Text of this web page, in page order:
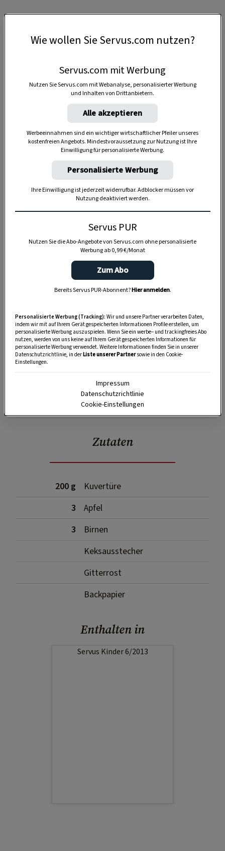
Anzeige
SPEICHERN DRUCKEN
Zutaten
200 g
Kuvertüre
3
Apfel
3
Birnen
Keksausstecher
Gitterrost
Backpapier
Enthalten in
Servus Kinder 6/2013
Wie wollen Sie Servus.com nutzen?
Servus.com mit Werbung
Nutzen Sie Servus.com mit Webanalyse, personalisierter Werbung
und Inhalten von Drittanbietern.
Alle akzeptieren
Werbeeinnahmen sind ein wichtiger wirtschaftlicher Pfeiler unseres
kostenfreien Angebots. Mindestvoraussetzung zur Nutzung ist Ihre
Einwilligung für personalisierte Werbung.
Personalisierte Werbung
Ihre Einwilligung ist jederzeit widerrufbar. Adblocker müssen vor
Nutzung deaktiviert werden.
Servus PUR
Nutzen Sie die Abo-Angebote von Servus.com ohne personalisierte
Werbung ab 0,99 €/Monat
Zum Abo
Bereits Servus PUR-Abonnent?Hier anmelden.
Personalisierte Werbung (Tracking): Wir und unsere Partner verarbeiten Daten,
indem wir mit auf Ihrem Gerät gespeicherten Informationen Profile erstellen, um
personalisierte Werbung auszuspielen. Wenn Sie ein werbe– und trackingfreies Abo
nutzen, werden von uns keine auf Ihrem Gerät gespeicherten Informationen für
personalisierte Werbung verwendet. Weitere Informationen finden Sie in unserer
Datenschutzrichtlinie, in derListe unserer Partnersowie in den Cookie-
Einstellungen.
Impressum
Datenschutzrichtlinie
Cookie-Einstellungen